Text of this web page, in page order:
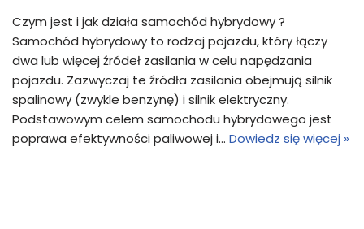
Czym jest i jak działa samochód hybrydowy ?
Samochód hybrydowy to rodzaj pojazdu, który łączy
dwa lub więcej źródeł zasilania w celu napędzania
pojazdu. Zazwyczaj te źródła zasilania obejmują silnik
spalinowy (zwykle benzynę) i silnik elektryczny.
Podstawowym celem samochodu hybrydowego jest
poprawa efektywności paliwowej i… Dowiedz się więcej »